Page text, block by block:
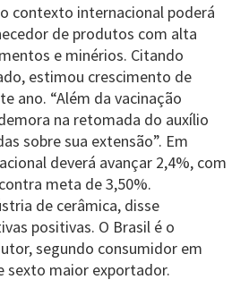
contexto internacional poderá
de produtos com alta
e minérios. Citando
estimou crescimento de
ano. “Além da vacinação
na retomada do auxílio
sobre sua extensão”. Em
deverá avançar 2,4%, com
meta de 3,50%.
de cerâmica, disse
positivas. O Brasil é o
segundo consumidor em
sexto maior exportador.